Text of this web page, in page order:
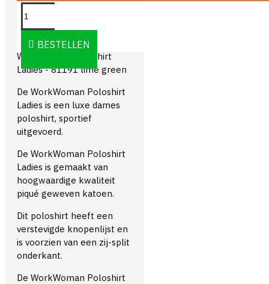
BESTELLEN
OMSCHRIJVING
WorkWoman Poloshirt
Ladies - 81191 lime green
De WorkWoman Poloshirt
Ladies is een luxe dames
poloshirt, sportief
uitgevoerd.
De WorkWoman Poloshirt
Ladies is gemaakt van
hoogwaardige kwaliteit
piqué geweven katoen.
Dit poloshirt heeft een
verstevigde knopenlijst en
is voorzien van een zij-split
onderkant.
De WorkWoman Poloshirt